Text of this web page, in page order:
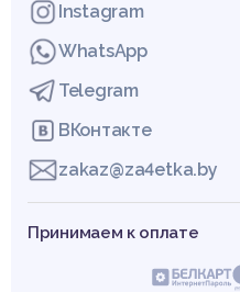
Instagram
WhatsApp
Telegram
ВКонтакте
zakaz@za4etka.by
Принимаем к оплате